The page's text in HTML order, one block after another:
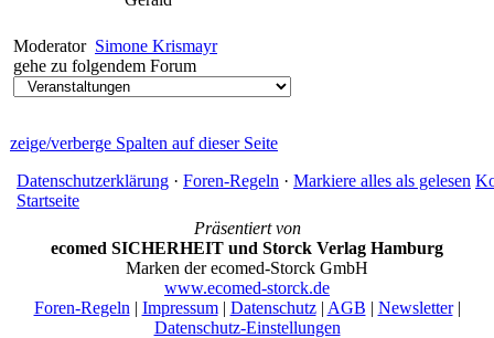
Moderator Simone Krismayr
gehe zu folgendem Forum
zeige/verberge Spalten auf dieser Seite
Datenschutzerklärung · Foren-Regeln · Markiere alles als gelesen
Startseite
Präsentiert von
ecomed SICHERHEIT und Storck Verlag Hamburg
Marken der ecomed-Storck GmbH
www.ecomed-storck.de
Foren-Regeln | Impressum| Datenschutz| AGB | Newsletter|
Datenschutz-Einstellungen